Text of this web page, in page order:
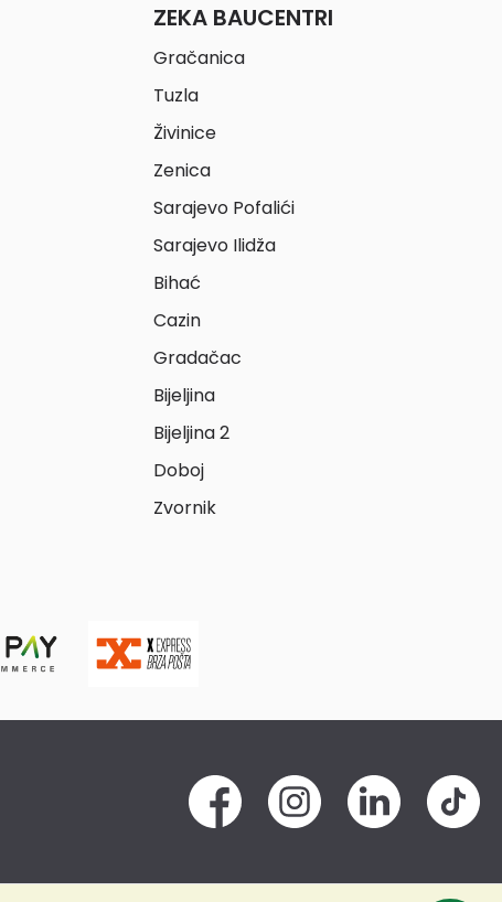
ZEKA BAUCENTRI
Gračanica
Tuzla
Živinice
Zenica
Sarajevo Pofalići
Sarajevo Ilidža
Bihać
Cazin
Gradačac
Bijeljina
Bijeljina 2
Doboj
Zvornik